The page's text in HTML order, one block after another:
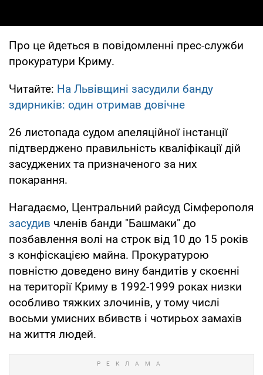
Про це йдеться в повідомленні прес-служби
прокуратури Криму.
Читайте: На Львівщині засудили банду
здирників: один отримав довічне
26 листопада судом апеляційної інстанції
підтверджено правильність кваліфікації дій
засуджених та призначеного за них
покарання.
Нагадаємо, Центральний райсуд Сімферополя
засудив членів банди "Башмаки" до
позбавлення волі на строк від 10 до 15 років
з конфіскацією майна. Прокуратурою
повністю доведено вину бандитів у скоєнні
на території Криму в 1992-1999 роках низки
особливо тяжких злочинів, у тому числі
восьми умисних вбивств і чотирьох замахів
на життя людей.